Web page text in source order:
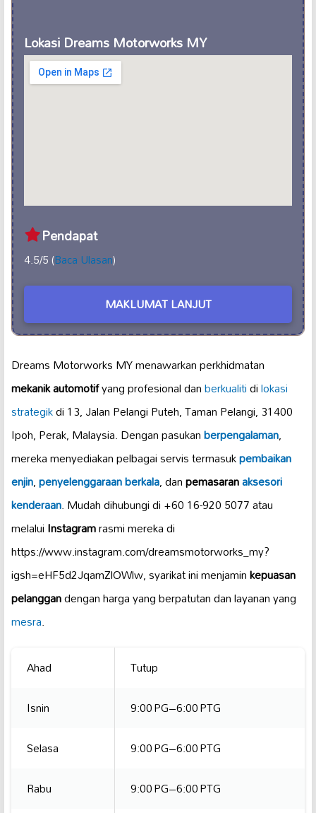
Lokasi Dreams Motorworks MY
Pendapat
4.5/5 (Baca Ulasan)
MAKLUMAT LANJUT
Dreams Motorworks MY menawarkan perkhidmatan
mekanik automotifyang profesional danberkualitidilokasi
strategikdi 13, Jalan Pelangi Puteh, Taman Pelangi, 31400
Ipoh, Perak, Malaysia. Dengan pasukanberpengalaman,
mereka menyediakan pelbagai servis termasukpembaikan
enjin,penyelenggaraan berkala, danpemasaranaksesori
kenderaan. Mudah dihubungi di +60 16-920 5077 atau
melaluiInstagramrasmi mereka di
https://www.instagram.com/dreamsmotorworks_my?
igsh=eHF5d2JqamZlOWlw, syarikat ini menjaminkepuasan
pelanggandengan harga yang berpatutan dan layanan yang
mesra.
Ahad
Tutup
Isnin
9:00 PG–6:00 PTG
Selasa
9:00 PG–6:00 PTG
Rabu
9:00 PG–6:00 PTG